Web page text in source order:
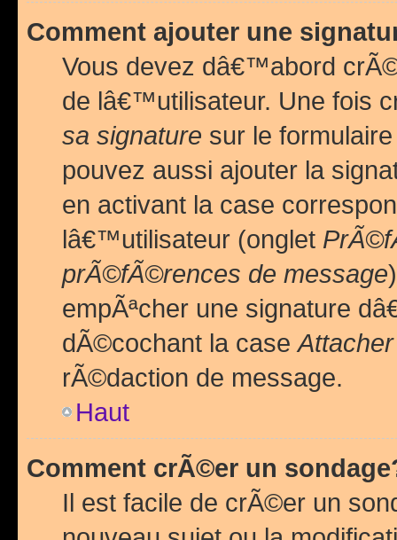
Comment ajouter une
Vous devez dâ€™abord
de lâ€™utilisateur. Une fois
sa signature sur le
pouvez aussi ajouter la
en activant la case
lâ€™utilisateur (onglet
prÃ©fÃ©rences de message
empÃªcher une signature
dÃ©cochant la case
rÃ©daction de message.
Haut
Comment crÃ©er un
Il est facile de crÃ©er un